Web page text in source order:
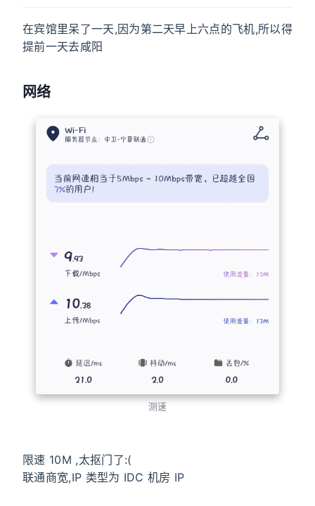
在宾馆里呆了一天,因为第二天早上六点的飞机,所以得
提前一天去咸阳
网络
测速
限速 10M ,太抠门了:(
联通商宽,IP 类型为 IDC 机房 IP